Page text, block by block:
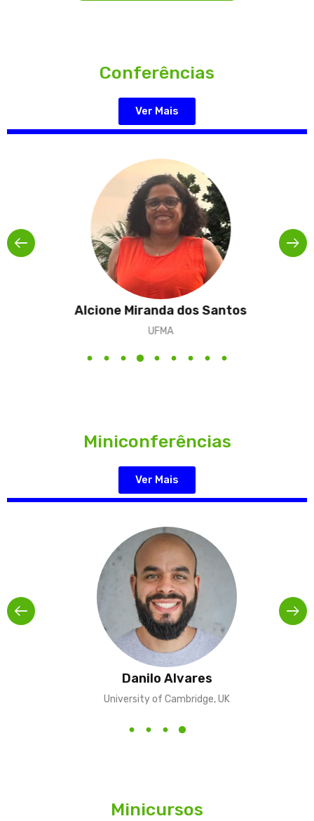
Conferências
Ver Mais
Alcione Miranda dos Santos
UFMA
Miniconferências
Ver Mais
Danilo Alvares
University of Cambridge, UK
Minicursos